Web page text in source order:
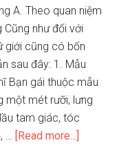
A. Theo quan niệm
Cũng như đối với
giới cũng có bốn
sau đây: 1. Mẫu
Bạn gái thuộc mẫu
một mét rưỡi, lưng
tam giác, tóc
… [Read more...]